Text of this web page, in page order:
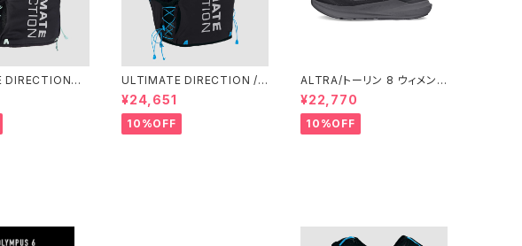
DIRECTIONア
ィレクション/ X
（エクソドス
メンズ / ONYX
ULTIMATE DIRECTION /
アルティメット ディレクション
XODUS VEST（エクソドス
ベスト）メンズ / ONYX
¥24,651
10%OFF
ALTRA/トーリン 8 ウィメン
ズ Black/Black
¥22,770
10%OFF